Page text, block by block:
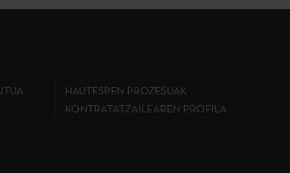
HAUTESPEN PROZESUAK
KONTRATATZAILEAREN PROFILA